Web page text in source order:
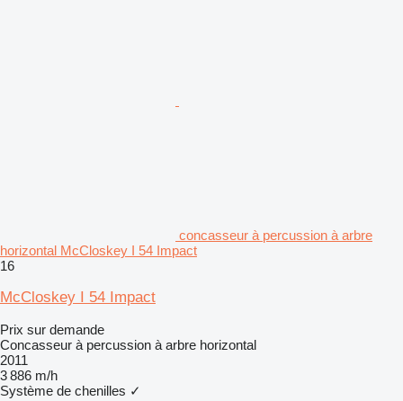
concasseur à percussion à arbre
horizontal McCloskey I 54 Impact
16
McCloskey I 54 Impact
Prix sur demande
Concasseur à percussion à arbre horizontal
2011
3 886 m/h
Système de chenilles ✓